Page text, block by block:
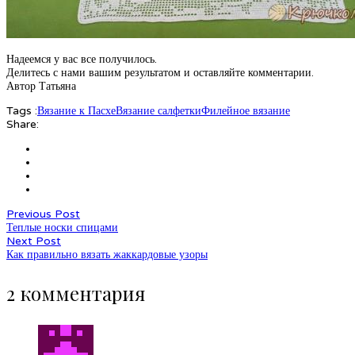
Надеемся у вас все получилось.
Делитесь с нами вашим результатом и оставляйте комментарии.
Автор Татьяна
Tags :Вязание к ПасхеВязание салфеткиФилейное вязание
Share:
Previous Post
Теплые носки спицами
Next Post
Как правильно вязать жаккардовые узоры
2 комментария